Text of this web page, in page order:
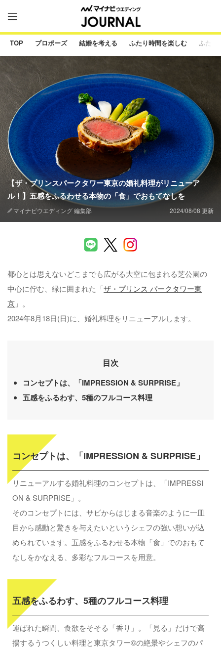
TOP プロポーズ 結婚を考える ふたり時間を楽しむ ふたり
【ザ・プリンスパークタワー東京の婚礼料理がリニューア
ル！】五感をふるわせる本物の「食」でおもてなしを
マイナビウエディング 編集部 2024/08/08 更新
都心とは思えないどこまでも広がる大空に包まれる芝公園の
中心に佇む、緑に囲まれた「ザ・プリンス パークタワー東
京 」。
2024年8月18日(日)に、婚礼料理をリニューアルします。
目次
コンセプトは、「IMPRESSION & SURPRISE」
五感をふるわす、5種のフルコース料理
コンセプトは、「IMPRESSION & SURPRISE」
リニューアルする婚礼料理のコンセプトは、「IMPRESSI
ON & SURPRISE」。
そのコンセプトには、サビからはじまる音楽のように一皿
目から感動と驚きを与えたいというシェフの強い想いが込
められています。五感をふるわせる本物「食」でのおもて
なしをかなえる、多彩なフルコースを用意。
五感をふるわす、5種のフルコース料理
運ばれた瞬間、食欲をそそる「香り」。「見る」だけで高
揚するうつくしい料理と東京タワー©の絶景やシェフのパ